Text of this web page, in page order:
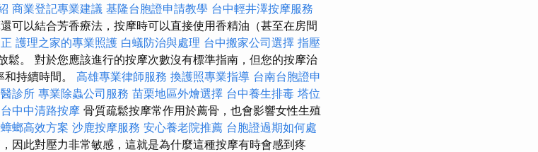
商業登記專業建議 基隆台胞證申請教學 台中輕井澤按摩服務
可以結合芳香療法，按摩時可以直接使用香精油（甚至在房間
護理之家的專業照護 白蟻防治與處理 台中搬家公司選擇 指壓
鬆。 對於您應該進行的按摩次數沒有標準指南，但您的按摩治
持續時間。 高雄專業律師服務 換護照專業指導 台南台胞證申
診所 專業除蟲公司服務 苗栗地區外燴選擇 台中養生排毒 塔位
台中中清路按摩 骨質疏鬆按摩常作用於薦骨，也會影響女性生殖
螂高效方案 沙鹿按摩服務 安心養老院推薦 台胞證過期如何處
因此對壓力非常敏感，這就是為什麼這種按摩有時會感到疼